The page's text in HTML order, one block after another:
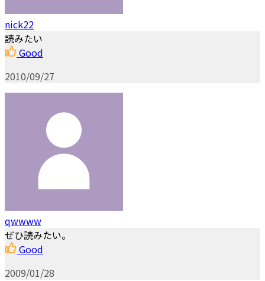
nick22
読みたい
Good
2010/09/27
qwwww
ぜひ読みたい。
Good
2009/01/28